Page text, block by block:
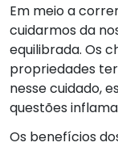
Em meio a
cuidarmos da
equilibrada. Os
propriedades
nesse cuidado,
questões
Os benefícios